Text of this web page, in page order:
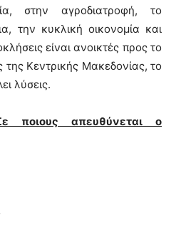
στην αγροδιατροφή, το
την κυκλική οικονομία και
είναι ανοικτές προς το
της Κεντρικής Μακεδονίας, το
λύσεις.
ποιους απευθύνεται ο